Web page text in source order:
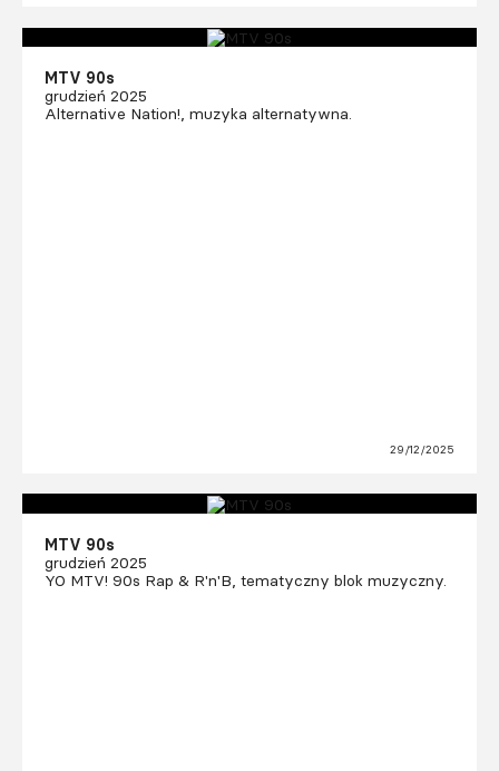
MTV 90s
grudzień 2025
Alternative Nation!, muzyka alternatywna.
29/12/2025
MTV 90s
grudzień 2025
YO MTV! 90s Rap & R'n'B, tematyczny blok muzyczny.